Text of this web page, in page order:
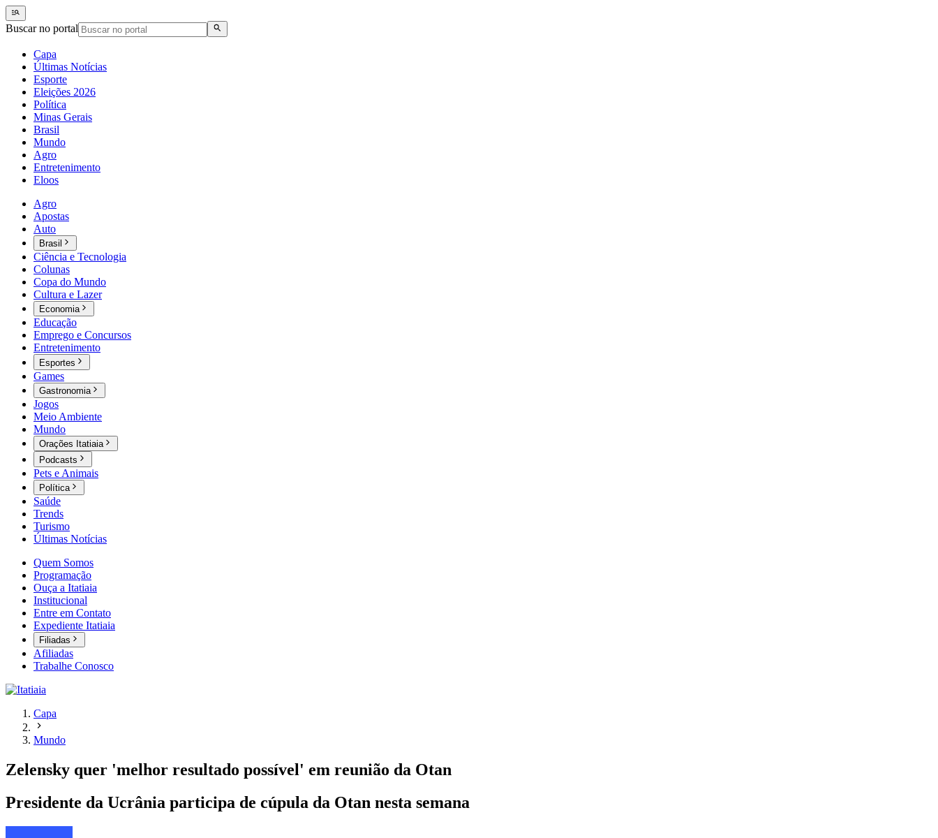
Buscar no portal
Capa
Últimas Notícias
Esporte
Eleições 2026
Política
Minas Gerais
Brasil
Mundo
Agro
Entretenimento
Eloos
Agro
Apostas
Auto
Brasil
Ciência e Tecnologia
Colunas
Copa do Mundo
Cultura e Lazer
Economia
Educação
Emprego e Concursos
Entretenimento
Esportes
Games
Gastronomia
Jogos
Meio Ambiente
Mundo
Orações Itatiaia
Podcasts
Pets e Animais
Política
Saúde
Trends
Turismo
Últimas Notícias
Quem Somos
Programação
Ouça a Itatiaia
Institucional
Entre em Contato
Expediente Itatiaia
Filiadas
Afiliadas
Trabalhe Conosco
Capa
Mundo
Zelensky quer 'melhor resultado possível' em reunião da Otan
Presidente da Ucrânia participa de cúpula da Otan nesta semana